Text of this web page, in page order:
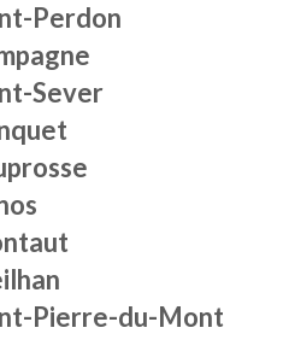
Perdon
Sever
Pierre-du-Mont